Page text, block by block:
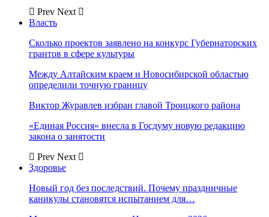
Prev Next
Власть
Сколько проектов заявлено на конкурс Губернаторских
грантов в сфере культуры
Между Алтайским краем и Новосибирской областью
определили точную границу
Виктор Журавлев избран главой Троицкого района
«Единая Россия» внесла в Госдуму новую редакцию
закона о занятости
Prev Next
Здоровье
Новый год без последствий. Почему праздничные
каникулы становятся испытанием для…